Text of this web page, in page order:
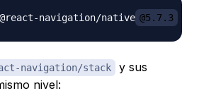
@react-navigation/native @5.7.3
navigation/stack
y sus
nivel: